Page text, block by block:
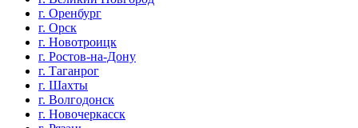
г. Оренбург
г. Орск
г. Новотроицк
г. Ростов-на-Дону
г. Таганрог
г. Шахты
г. Волгодонск
г. Новочеркасск